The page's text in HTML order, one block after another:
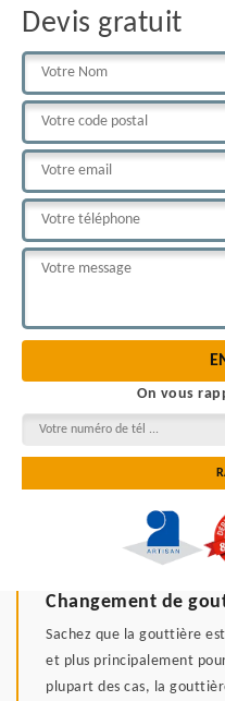
Devis gratuit
On vous
Changement de
Sachez que la gouttière
et plus principalement
plupart des cas, la